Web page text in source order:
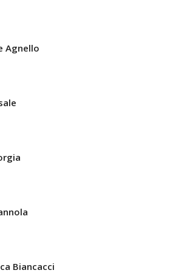
Agnello
Biancacci